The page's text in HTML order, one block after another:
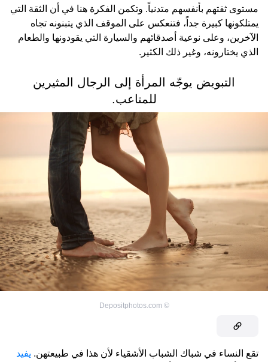
مستوى ثقتهم بأنفسهم متدنياً. وتكمن الفكرة هنا في أن الثقة التي
يمتلكونها كبيرة جداً، فتنعكس على الموقف الذي يتبنونه تجاه
الآخرين، وعلى نوعية أصدقائهم والسيارة التي يقودونها والطعام
الذي يختارونه، وغير ذلك الكثير.
التبويض يوجّه المرأة إلى الرجال المثيرين
للمتاعب.
©
Depositphotos.com
تقع النساء في شباك الشباب الأشقياء لأن هذا في طبيعتهن. يفيد